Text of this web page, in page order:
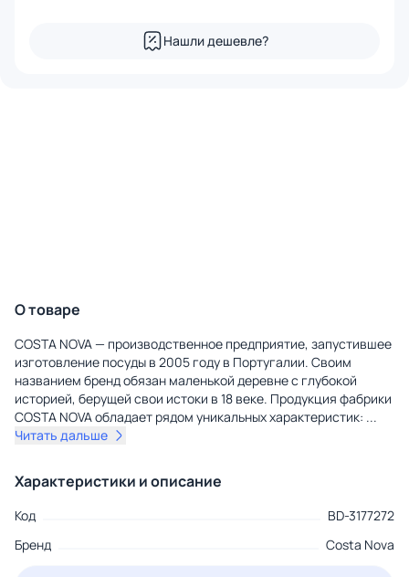
Нашли дешевле?
О товаре
COSTA NOVA — производственное предприятие, запустившее
изготовление посуды в 2005 году в Португалии. Своим
названием бренд обязан маленькой деревне с глубокой
историей, берущей свои истоки в 18 веке. Продукция фабрики
COSTA NOVA обладает рядом уникальных характеристик: ...
Читать дальше
Характеристики и описание
Код
BD-3177272
Бренд
Costa Nova